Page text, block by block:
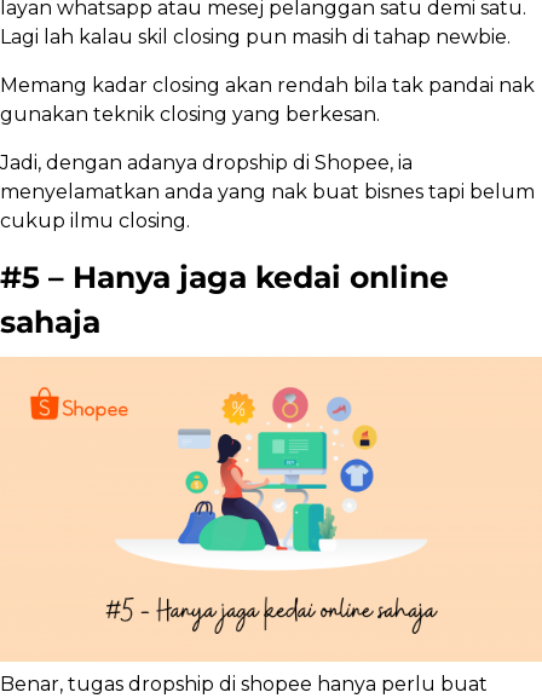
layan whatsapp atau mesej pelanggan satu demi satu.
Lagi lah kalau skil closing pun masih di tahap newbie.
Memang kadar closing akan rendah bila tak pandai nak
gunakan teknik closing yang berkesan.
Jadi, dengan adanya dropship di Shopee, ia
menyelamatkan anda yang nak buat bisnes tapi belum
cukup ilmu closing.
#5 – Hanya jaga kedai online
sahaja
Benar, tugas dropship di shopee hanya perlu buat